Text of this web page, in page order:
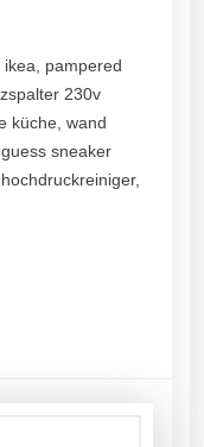
pampered
230v
küche, wand
sneaker